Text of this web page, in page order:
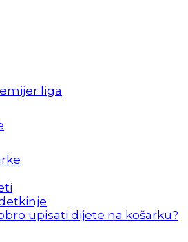
liga
upisati dijete na košarku?